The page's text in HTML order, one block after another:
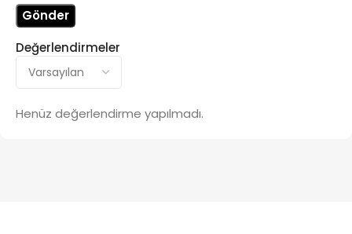
Değerlendirmeler
Henüz değerlendirme yapılmadı.